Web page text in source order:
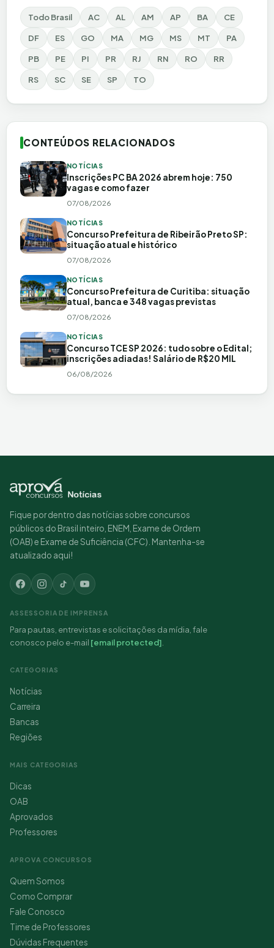
Todo Brasil AC AL AM AP BA CE
DF ES GO MA MG MS MT PA
PB PE PI PR RJ RN RO RR
RS SC SE SP TO
CONTEÚDOS RELACIONADOS
NOTÍCIAS
Inscrições PC BA 2026 abrem hoje: 750
vagas e como fazer
07/08/2026
NOTÍCIAS
Concurso Prefeitura de Ribeirão Preto SP:
situação atual e histórico
07/08/2026
NOTÍCIAS
Concurso Prefeitura de Curitiba: situação
atual, banca e 348 vagas previstas
07/08/2026
NOTÍCIAS
Concurso TCE SP 2026: tudo sobre o Edital;
inscrições adiadas! Salário de R$20 MIL
06/08/2026
Fique por dentro das notícias sobre concursos
públicos do Brasil inteiro, ENEM, Exame de Ordem
(OAB) e Exame de Suficiência (CFC). Mantenha-se
atualizado aqui!
ASSESSORIA DE IMPRENSA
Para pautas, entrevistas e solicitações da mídia, fale
conosco pelo e-mail [email protected]
CATEGORIAS
Notícias
Carreira
Bancas
Regiões
MAIS CATEGORIAS
Dicas
OAB
Aprovados
Professores
APROVA CONCURSOS
Quem Somos
Como Comprar
Fale Conosco
Time de Professores
Dúvidas Frequentes